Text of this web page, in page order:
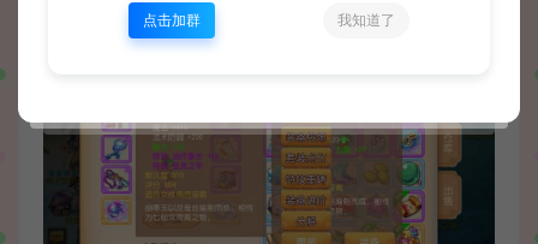
点击加群 我知道了